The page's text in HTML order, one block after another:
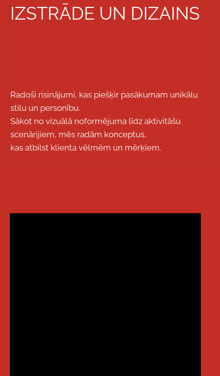
IZSTRĀDE UN DIZAINS
Radoši risinājumi, kas piešķir pasākumam unikālu
stilu un personību.
Sākot no vizuālā noformējuma līdz aktivitāšu
scenārijiem, mēs radām konceptus,
kas atbilst klienta vēlmēm un mērķiem.